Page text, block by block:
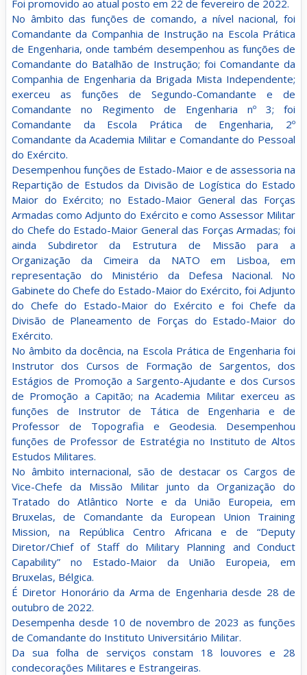
Foi promovido ao atual posto em 22 de fevereiro de 2022.
No âmbito das funções de comando, a nível nacional, foi
Comandante da Companhia de Instrução na Escola Prática
de Engenharia, onde também desempenhou as funções de
Comandante do Batalhão de Instrução; foi Comandante da
Companhia de Engenharia da Brigada Mista Independente;
exerceu as funções de Segundo-Comandante e de
Comandante no Regimento de Engenharia nº 3; foi
Comandante da Escola Prática de Engenharia, 2º
Comandante da Academia Militar e Comandante do Pessoal
do Exército.
Desempenhou funções de Estado-Maior e de assessoria na
Repartição de Estudos da Divisão de Logística do Estado
Maior do Exército; no Estado-Maior General das Forças
Armadas como Adjunto do Exército e como Assessor Militar
do Chefe do Estado-Maior General das Forças Armadas; foi
ainda Subdiretor da Estrutura de Missão para a
Organização da Cimeira da NATO em Lisboa, em
representação do Ministério da Defesa Nacional. No
Gabinete do Chefe do Estado-Maior do Exército, foi Adjunto
do Chefe do Estado-Maior do Exército e foi Chefe da
Divisão de Planeamento de Forças do Estado-Maior do
Exército.
No âmbito da docência, na Escola Prática de Engenharia foi
Instrutor dos Cursos de Formação de Sargentos, dos
Estágios de Promoção a Sargento-Ajudante e dos Cursos
de Promoção a Capitão; na Academia Militar exerceu as
funções de Instrutor de Tática de Engenharia e de
Professor de Topografia e Geodesia. Desempenhou
funções de Professor de Estratégia no Instituto de Altos
Estudos Militares.
No âmbito internacional, são de destacar os Cargos de
Vice-Chefe da Missão Militar junto da Organização do
Tratado do Atlântico Norte e da União Europeia, em
Bruxelas, de Comandante da European Union Training
Mission, na República Centro Africana e de “Deputy
Diretor/Chief of Staff do Military Planning and Conduct
Capability” no Estado-Maior da União Europeia, em
Bruxelas, Bélgica.
É Diretor Honorário da Arma de Engenharia desde 28 de
outubro de 2022.
Desempenha desde 10 de novembro de 2023 as funções
de Comandante do Instituto Universitário Militar.
Da sua folha de serviços constam 18 louvores e 28
condecorações Militares e Estrangeiras.